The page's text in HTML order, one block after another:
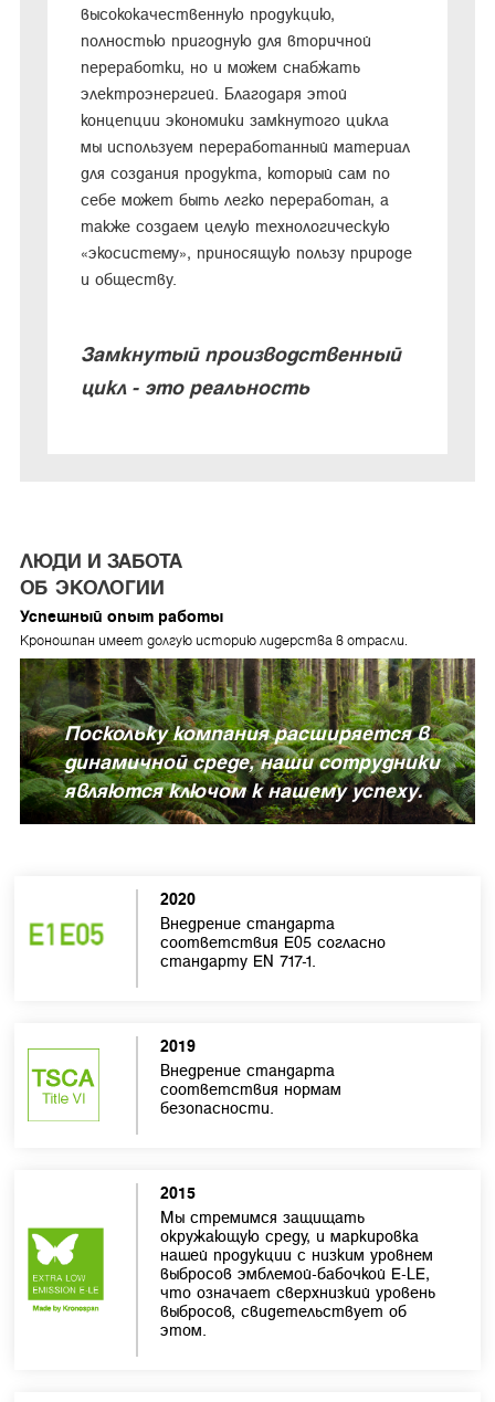
высококачественную продукцию,
полностью пригодную для вторичной
переработки, но и можем снабжать
электроэнергией. Благодаря этой
концепции экономики замкнутого цикла
мы используем переработанный материал
для создания продукта, который сам по
себе может быть легко переработан, а
также создаем целую технологическую
«экосистему», приносящую пользу природе
и обществу.
Замкнутый производственный
цикл - это реальность
ЛЮДИ И ЗАБОТА
ОБ ЭКОЛОГИИ
Успешный опыт работы
Кроношпан имеет долгую историю лидерства в отрасли.
Поскольку компания расширяется в
динамичной среде, наши сотрудники
являются ключом к нашему успеху.
2020
Внедрение стандарта
соответствия E05 согласно
стандарту EN 717-1.
2019
Внедрение стандарта
соответствия нормам
безопасности.
2015
Мы стремимся защищать
окружающую среду, и маркировка
нашей продукции с низким уровнем
выбросов эмблемой-бабочкой E-LE,
что означает сверхнизкий уровень
выбросов, свидетельствует об
этом.